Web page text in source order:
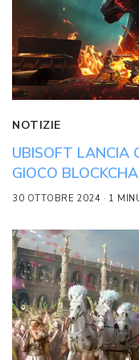
NOTIZIE
UBISOFT LANCIA
GIOCO
30 OTTOBRE 2024 1